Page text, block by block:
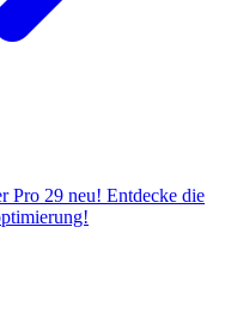
Pro 29 neu! Entdecke die